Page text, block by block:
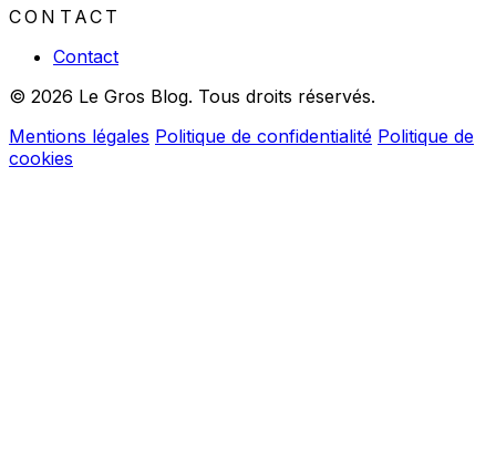
CONTACT
Contact
© 2026 Le Gros Blog. Tous droits réservés.
Mentions légales Politique de confidentialité Politique de
cookies